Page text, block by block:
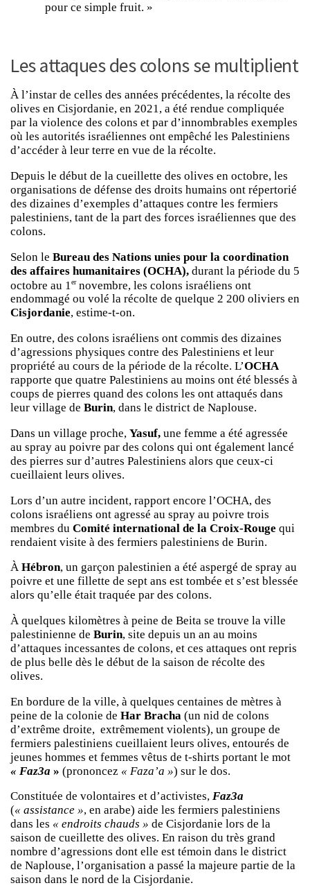
pour ce simple fruit. »
Les attaques des colons se multiplient
À l’instar de celles des années précédentes, la récolte des
olives en Cisjordanie, en 2021, a été rendue compliquée
par la violence des colons et par d’innombrables exemples
où les autorités israéliennes ont empêché les Palestiniens
d’accéder à leur terre en vue de la récolte.
Depuis le début de la cueillette des olives en octobre, les
organisations de défense des droits humains ont répertorié
des dizaines d’exemples d’attaques contre les fermiers
palestiniens, tant de la part des forces israéliennes que des
colons.
Selon le Bureau des Nations unies pour la coordination
des affaires humanitaires (OCHA), durant la période du 5
octobre au 1 ernovembre, les colons israéliens ont
endommagé ou volé la récolte de quelque 2 200 oliviers en
Cisjordanie, estime-t-on.
En outre, des colons israéliens ont commis des dizaines
d’agressions physiques contre des Palestiniens et leur
propriété au cours de la période de la récolte. L’OCHA
rapporte que quatre Palestiniens au moins ont été blessés à
coups de pierres quand des colons les ont attaqués dans
leur village de Burin, dans le district de Naplouse.
Dans un village proche, Yasuf, une femme a été agressée
au spray au poivre par des colons qui ont également lancé
des pierres sur d’autres Palestiniens alors que ceux-ci
cueillaient leurs olives.
Lors d’un autre incident, rapport encore l’OCHA, des
colons israéliens ont agressé au spray au poivre trois
membres du Comité international de la Croix-Rouge qui
rendaient visite à des fermiers palestiniens de Burin.
À Hébron, un garçon palestinien a été aspergé de spray au
poivre et une fillette de sept ans est tombée et s’est blessée
alors qu’elle était traquée par des colons.
À quelques kilomètres à peine de Beita se trouve la ville
palestinienne de Burin, site depuis un an au moins
d’attaques incessantes de colons, et ces attaques ont repris
de plus belle dès le début de la saison de récolte des
olives.
En bordure de la ville, à quelques centaines de mètres à
peine de la colonie de Har Bracha (un nid de colons
d’extrême droite, extrêmement violents), un groupe de
fermiers palestiniens cueillaient leurs olives, entourés de
jeunes hommes et femmes vêtus de t-shirts portant le mot
« Faz3a » (prononcez « Faza’a ») sur le dos.
Constituée de volontaires et d’activistes, Faz3a
(« assistance », en arabe) aide les fermiers palestiniens
dans les « endroits chauds » de Cisjordanie lors de la
saison de cueillette des olives. En raison du très grand
nombre d’agressions dont elle est témoin dans le district
de Naplouse, l’organisation a passé la majeure partie de la
saison dans le nord de la Cisjordanie.